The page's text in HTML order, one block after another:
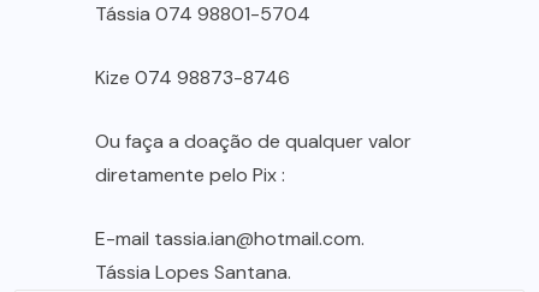
Tássia 074 98801-5704
Kize 074 98873-8746
Ou faça a doação de qualquer valor
diretamente pelo Pix :
E-mail tassia.ian@hotmail.com.
Tássia Lopes Santana.